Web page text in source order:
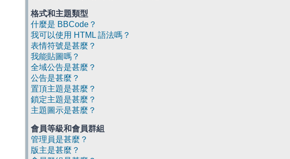
格式和主題類型
什麼是 BBCode？
我可以使用 HTML 語法嗎？
表情符號是甚麼？
我能貼圖嗎？
全域公告是甚麼？
公告是甚麼？
置頂主題是甚麼？
鎖定主題是甚麼？
主題圖示是甚麼？
會員等級和會員群組
管理員是甚麼？
版主是甚麼？